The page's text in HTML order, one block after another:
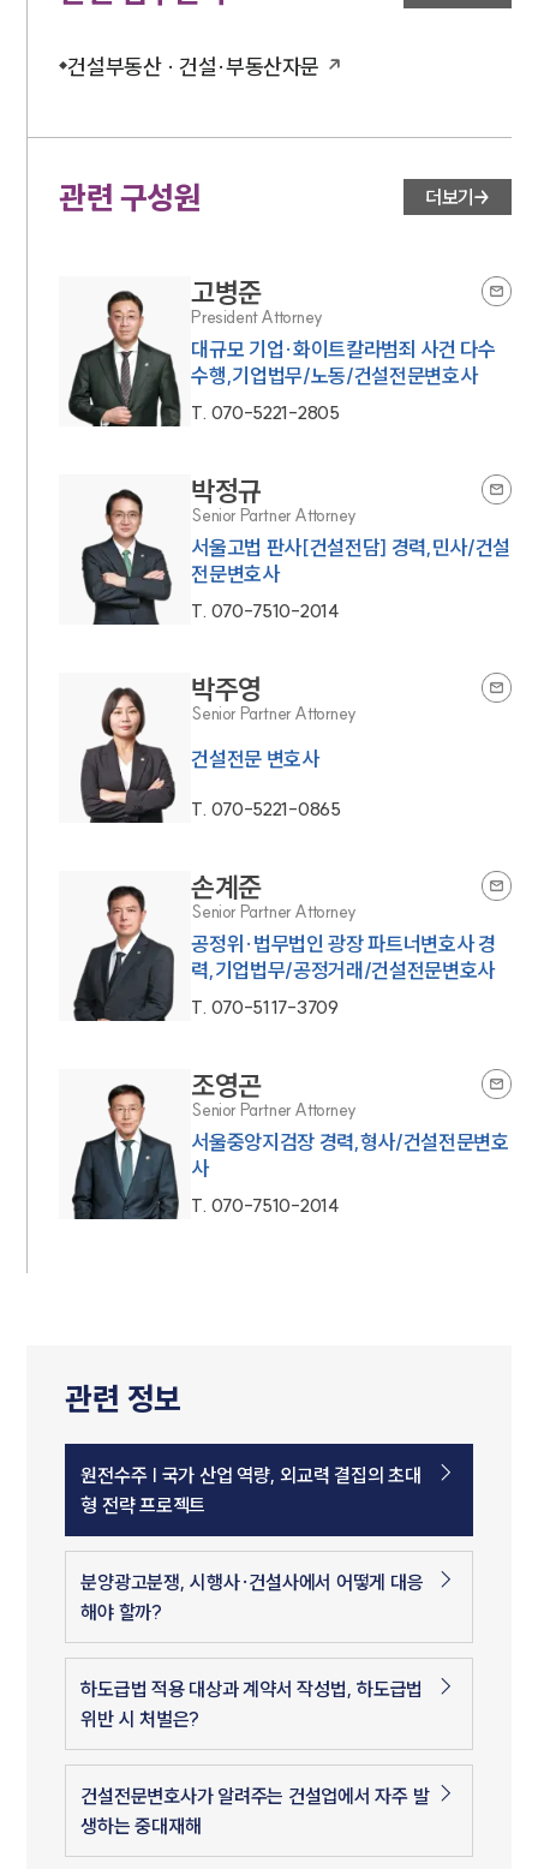
건설부동산 · 건설·부동산자문
관련 구성원 더보기
고병준
President Attorney
대규모 기업·화이트칼라범죄 사건 다수
수행,기업법무/노동/건설전문변호사
T. 070-5221-2805
박정규
Senior Partner Attorney
서울고법 판사[건설전담] 경력,민사/건설
전문변호사
T. 070-7510-2014
박주영
Senior Partner Attorney
건설전문 변호사
T. 070-5221-0865
손계준
Senior Partner Attorney
공정위·법무법인 광장 파트너변호사 경
력,기업법무/공정거래/건설전문변호사
T. 070-5117-3709
조영곤
Senior Partner Attorney
서울중앙지검장 경력,형사/건설전문변호
사
T. 070-7510-2014
관련 정보
원전수주 | 국가 산업 역량, 외교력 결집의 초대
형 전략 프로젝트
분양광고분쟁, 시행사·건설사에서 어떻게 대응
해야 할까?
하도급법 적용 대상과 계약서 작성법, 하도급법
위반 시 처벌은?
건설전문변호사가 알려주는 건설업에서 자주 발
생하는 중대재해